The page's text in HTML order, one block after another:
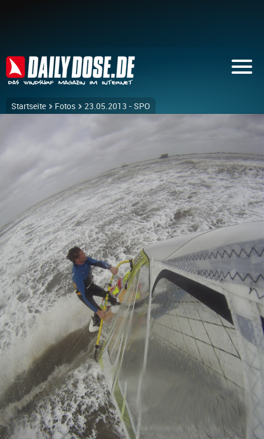
Startseite Fotos 23.05.2013 - SPO